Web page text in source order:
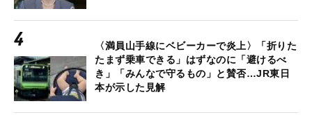
〈満員山手線にベビーカーで炎上〉「折りた
たまず乗車できる」はずなのに「避けるべ
き」「みんなで守るもの」と賛否…JR東日
本が示した見解